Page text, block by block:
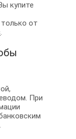
купите
от
.
При